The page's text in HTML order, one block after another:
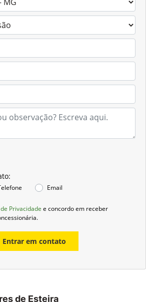
Email
Privacidade e concordo em receber
Entrar em contato
de Esteira